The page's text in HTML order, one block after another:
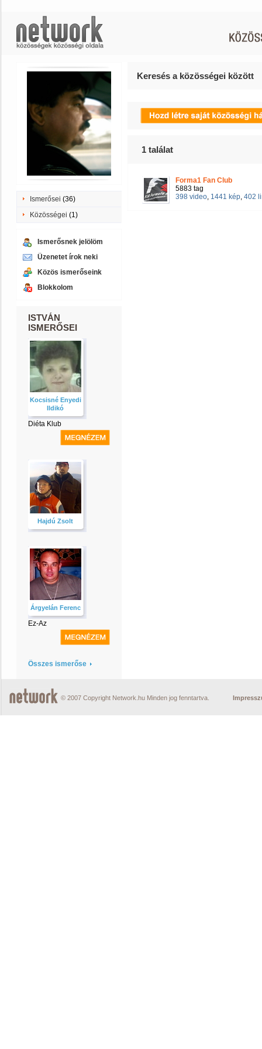
Ismerősei (36)
Közösségei (1)
Ismerősnek jelölöm
Üzenetet írok neki
Közös ismerőseink
Blokkolom
ISTVÁN
ISMERŐSEI
Kocsisné Enyedi
Ildikó
Diéta Klub
Hajdú Zsolt
Árgyelán Ferenc
Ez-Az
Összes ismerőse
Keresés a közösségei között
1 találat
Forma1 Fan Club
5883 tag
398 video, 1441 kép, 402
© 2007 Copyright Network.hu Minden jog fenntartva.